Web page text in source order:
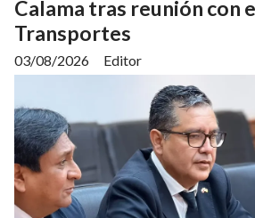
Calama tras reunión con
Transportes
Editor
03/08/2026